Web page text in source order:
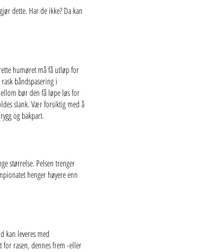
dette. Har de ikke? Da kan
humøret må få utløp for
båndspasering i
bør den få løpe løs for
slank. Vær forsiktig med å
og bakpart.
størrelse. Pelsen trenger
henger høyere enn
kan leveres med
for rasen, dennes frem -eller